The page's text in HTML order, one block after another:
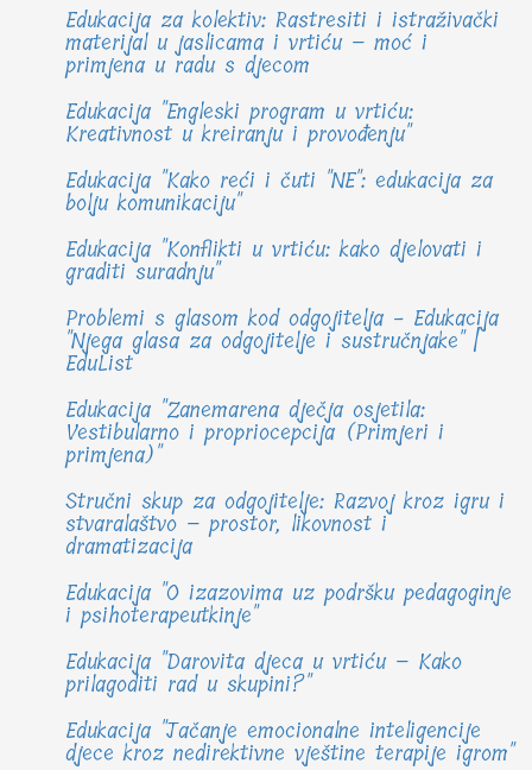
Edukacija za kolektiv: Rastresiti i istraživački
materijal u jaslicama i vrtiću – moć i
primjena u radu s djecom
Edukacija "Engleski program u vrtiću:
Kreativnost u kreiranju i provođenju"
Edukacija "Kako reći i čuti "NE": edukacija za
bolju komunikaciju"
Edukacija "Konflikti u vrtiću: kako djelovati i
graditi suradnju"
Problemi s glasom kod odgojitelja - Edukacija
"Njega glasa za odgojitelje i sustručnjake" |
EduList
Edukacija "Zanemarena dječja osjetila:
Vestibularno i propriocepcija (Primjeri i
primjena)"
Stručni skup za odgojitelje: Razvoj kroz igru i
stvaralaštvo – prostor, likovnost i
dramatizacija
Edukacija "O izazovima uz podršku pedagoginje
i psihoterapeutkinje"
Edukacija "Darovita djeca u vrtiću – Kako
prilagoditi rad u skupini?"
Edukacija "Jačanje emocionalne inteligencije
djece kroz nedirektivne vještine terapije igrom"